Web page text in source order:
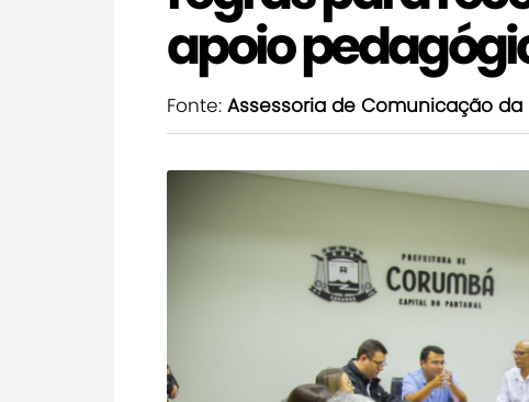
apoio
Fonte: Assessoria de Comunicação da